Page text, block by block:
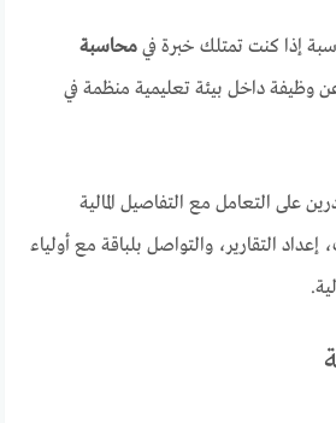
إذا كنت تمتلك خبرة فيمحاسبة
وظيفة داخل بيئة تعليمية منظمة في
على التعامل مع التفاصيل المالية
إعداد التقارير، والتواصل بلباقة مع أولياء